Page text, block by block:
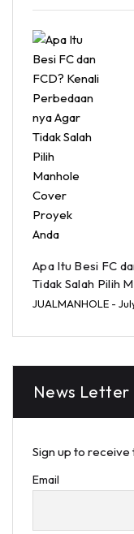
Apa Itu Besi FC
Tidak Salah Pilih
JUALMANHOLE -
News Letter
Sign up to
Email